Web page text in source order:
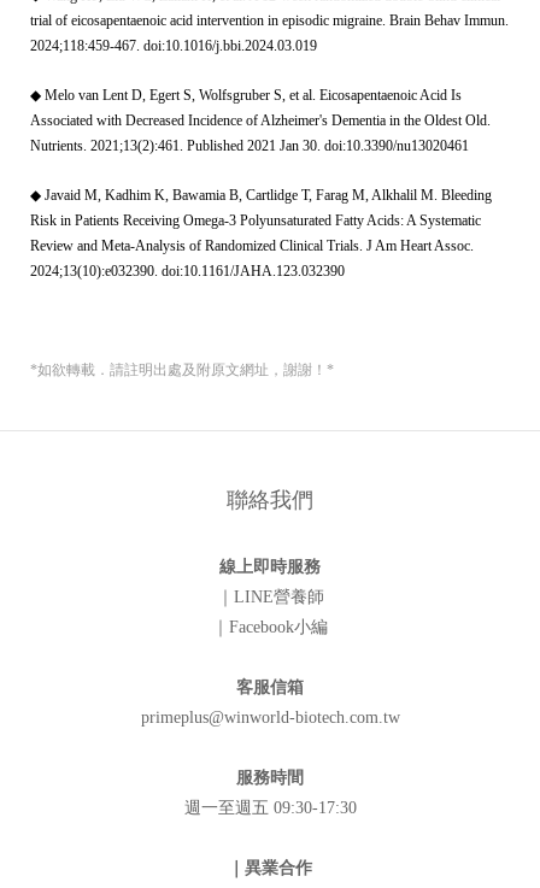
trial of eicosapentaenoic acid intervention in episodic migraine. Brain Behav Immun.
2024;118:459-467. doi:10.1016/j.bbi.2024.03.019
◆ Melo van Lent D, Egert S, Wolfsgruber S, et al. Eicosapentaenoic Acid Is
Associated with Decreased Incidence of Alzheimer's Dementia in the Oldest Old.
Nutrients. 2021;13(2):461. Published 2021 Jan 30. doi:10.3390/nu13020461
◆ Javaid M, Kadhim K, Bawamia B, Cartlidge T, Farag M, Alkhalil M. Bleeding
Risk in Patients Receiving Omega-3 Polyunsaturated Fatty Acids: A Systematic
Review and Meta-Analysis of Randomized Clinical Trials. J Am Heart Assoc.
2024;13(10):e032390. doi:10.1161/JAHA.123.032390
*如欲轉載．請註明出處及附原文網址，謝謝！*
聯絡我們
線上即時服務
｜LINE營養師
｜Facebook小編
客服信箱
primeplus@winworld-biotech.com.tw
服務時間
週一至週五 09:30-17:30
｜異業合作